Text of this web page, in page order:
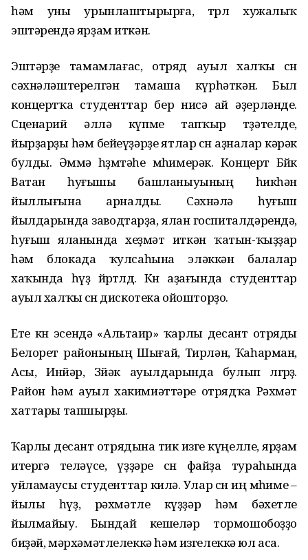
һәм уны урынлаштырырға, төрлө хужалыҡ
эштәрендә ярҙам иткән.
Эштәрҙе тамамлағас, отряд ауыл халҡы өсөн
сәхнәләштерелгән тамаша күрһәткән. Был
концертҡа студенттар бер нисә ай әҙерләнде.
Сценарий әллә күпме тапҡыр төҙәтелде,
йырҙарҙы һәм бейеүҙәрҙе ятлар өсөн аҙналар кәрәк
булды. Әммә һөҙөмтәһе мөһимерәк. Концерт Бөйөк
Ватан һуғышы башланыуының һикһән
йыллығына арналды. Сәхнәлә һуғыш
йылдарында заводтарҙа, ялан госпиталдәрендә,
һуғыш яланында хеҙмәт иткән ҡатын-ҡыҙҙар
һәм блокада ҡулсаһына эләккән балалар
хаҡында һүҙ йөрөтөлдө. Көн аҙағында студенттар
ауыл халҡы өсөн дискотека ойошторҙо.
Ете көн эсендә «Альтаир» ҡарлы десант отряды
Белорет районының Шығай, Тирлән, Ҡаһарман,
Асы, Инйәр, Зөйәк ауылдарында булып өлгөрҙө.
Район һәм ауыл хакимиәттәре отрядҡа Рәхмәт
хаттары тапшырҙы.
Ҡарлы десант отрядына тик изге күңелле, ярҙам
итергә теләүсе, үҙҙәре өсөн файҙа тураһында
уйламаусы студенттар килә. Улар өсөн иң мөһиме –
йылы һүҙ, рәхмәтле күҙҙәр һәм бәхетле
йылмайыу. Бындай кешеләр тормошобоҙҙо
биҙәй, мәрхәмәтлелеккә һәм изгелеккә юл аса.